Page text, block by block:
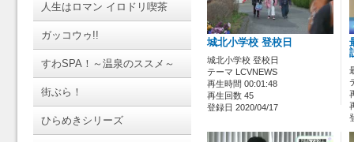
人生はロマン イロドリ喫茶
ガッコウゥ!!
すわSPA！～温泉のススメ～
街ぶら！
ひらめきシリーズ
城北小学校 登校日
城北小学校 登校日
テーマ LCVNEWS
再生時間 00:01:48
再生回数 45
登録日 2020/04/17